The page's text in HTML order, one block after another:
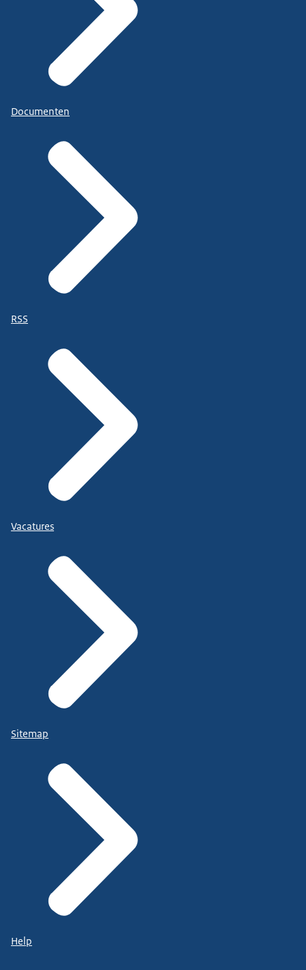
Documenten
RSS
Vacatures
Sitemap
Help